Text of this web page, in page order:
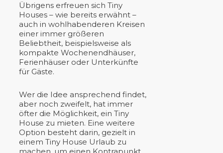
Übrigens erfreuen sich Tiny
Houses – wie bereits erwähnt –
auch in wohlhabenderen Kreisen
einer immer größeren
Beliebtheit, beispielsweise als
kompakte Wochenendhäuser,
Ferienhäuser oder Unterkünfte
für Gäste.
Wer die Idee ansprechend findet,
aber noch zweifelt, hat immer
öfter die Möglichkeit, ein Tiny
House zu mieten. Eine weitere
Option besteht darin, gezielt in
einem Tiny House Urlaub zu